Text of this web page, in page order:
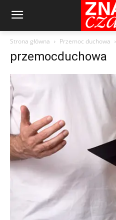
Strona główna Przemoc duchowa
przemocduchowa